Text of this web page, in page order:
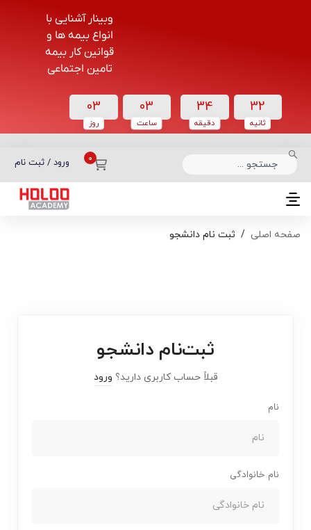
وبینار آشنایی با
انواع بیمه ها و
قوانین کار بیمه
تامین اجتماعی
03
روز
03
ساعت‌
34
دقیقه
32
ثانیه
ورود / ثبت نام
دسته بندی دوره‌ها
صفحه اصلی ثبت نام دانشجو
ثبت‌نام دانشجو
قبلاً حساب کاربری دارید؟ ورود
نام
نام خانوادگی